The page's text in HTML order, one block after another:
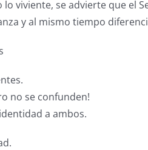
viviente, se advierte que
y al mismo tiempo
no se confunden!
a ambos.